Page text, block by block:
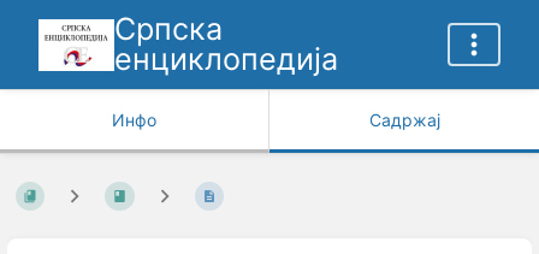
Српска
енциклопедија
Инфо Садржај